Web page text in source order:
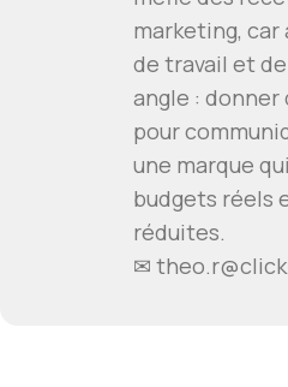
marketing, car
de travail et
angle : donner
pour
une marque
budgets réels
réduites.
✉